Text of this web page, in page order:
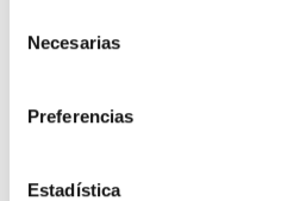
Necesarias
Preferencias
Estadística